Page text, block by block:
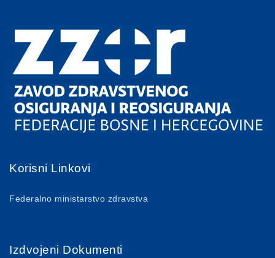
Korisni Linkovi
Federalno ministarstvo zdravstva
Izdvojeni Dokumenti